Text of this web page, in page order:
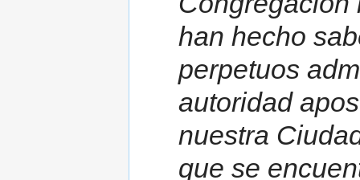
han hecho
perpetuos
autoridad
nuestra
que se